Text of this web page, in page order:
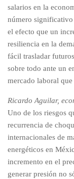
salarios en la
número significativo
el efecto que un
resiliencia en la
fácil trasladar
sobre todo ante un
mercado laboral
Ricardo Aguilar,
Uno de los riesgos
recurrencia de
internacionales de
energéticos en
incremento en el
generar presión no